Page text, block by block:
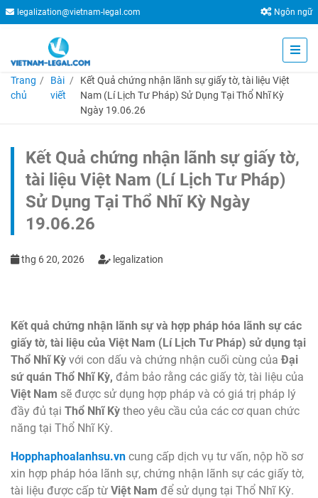
legalization@vietnam-legal.com Ngôn ngữ
Trang
chủ
Bài
viết
Kết Quả chứng nhận lãnh sự giấy tờ, tài liệu Việt
Nam (Lí Lịch Tư Pháp) Sử Dụng Tại Thổ Nhĩ Kỳ
Ngày 19.06.26
Kết Quả chứng nhận lãnh sự giấy tờ,
tài liệu Việt Nam (Lí Lịch Tư Pháp)
Sử Dụng Tại Thổ Nhĩ Kỳ Ngày
19.06.26
thg 6 20, 2026 legalization
Kết quả chứng nhận lãnh sự và hợp pháp hóa lãnh sự các
giấy tờ, tài liệu của Việt Nam (Lí Lịch Tư Pháp) sử dụng tại
Thổ Nhĩ Kỳ với con dấu và chứng nhận cuối cùng của Đại
sứ quán Thổ Nhĩ Kỳ, đảm bảo rằng các giấy tờ, tài liệu của
Việt Nam sẽ được sử dụng hợp pháp và có giá trị pháp lý
đầy đủ tại Thổ Nhĩ Kỳ theo yêu cầu của các cơ quan chức
năng tại Thổ Nhĩ Kỳ.
Hopphaphoalanhsu.vn cung cấp dịch vụ tư vấn, nộp hồ sơ
xin hợp pháp hóa lãnh sự, chứng nhận lãnh sự các giấy tờ,
tài liệu được cấp từ Việt Nam để sử dụng tại Thổ Nhĩ Kỳ.